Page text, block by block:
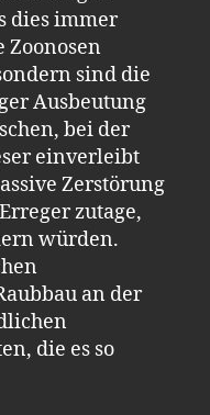
dies immer
Zoonosen
sind die
Ausbeutung
bei der
einverleibt
Zerstörung
zutage,
würden.
an der
die es so